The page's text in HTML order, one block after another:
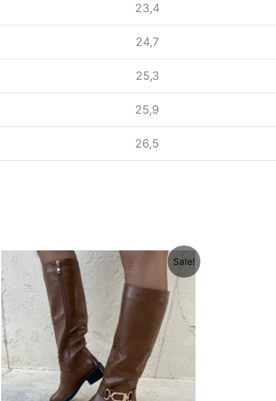
23,4
24,7
25,3
25,9
26,5
Sale!
Original
price
was:
6900 рсд.